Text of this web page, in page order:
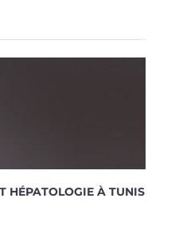
HÉPATOLOGIE À TUNIS